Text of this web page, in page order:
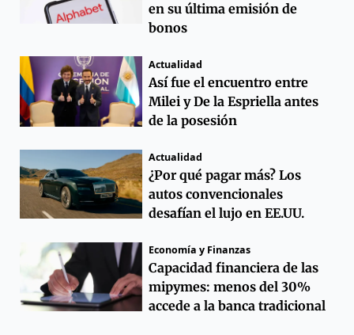
en su última emisión de
bonos
Actualidad
Así fue el encuentro entre
Milei y De la Espriella antes
de la posesión
Actualidad
¿Por qué pagar más? Los
autos convencionales
desafían el lujo en EE.UU.
Economía y Finanzas
Capacidad financiera de las
mipymes: menos del 30%
accede a la banca tradicional